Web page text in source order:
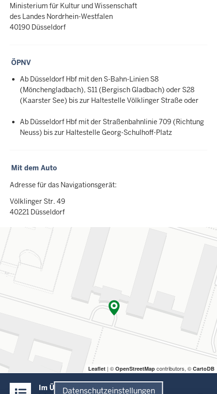
Datenschutzeinstellungen
Ministerium für Kultur und Wissenschaft
des Landes Nordrhein-Westfalen
40190 Düsseldorf
ÖPNV
Ab Düsseldorf Hbf mit den S-Bahn-Linien S8
(Mönchengladbach), S11 (Bergisch Gladbach) oder S28
(Kaarster See) bis zur Haltestelle Völklinger Straße oder
Ab Düsseldorf Hbf mit der Straßenbahnlinie 709 (Richtung
Neuss) bis zur Haltestelle Georg-Schulhoff-Platz
Mit dem Auto
Adresse für das Navigationsgerät:
Völklinger Str. 49
40221 Düsseldorf
Leaflet | © OpenStreetMap contributors, © CartoDB
Inhalte
Im Überblick